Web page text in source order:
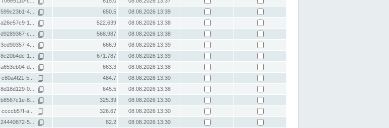
599c23b1-4... 650.5
08.08.2026 13:39
a26e57c9-1... 522.639
08.08.2026 13:38
d9289367-c... 568.987
08.08.2026 13:38
3ed90357-4... 666.9
08.08.2026 13:39
8c20b4dc-1... 671.787
08.08.2026 13:39
a653eb04-d... 663.3
08.08.2026 13:38
c80a4f21-5... 484.7
08.08.2026 13:30
8d18d129-0... 645.5
08.08.2026 13:38
b8567c1e-8... 325.39
08.08.2026 13:30
ccccb57f-a... 326.67
08.08.2026 13:30
24440872-5... 82.2
08.08.2026 13:30